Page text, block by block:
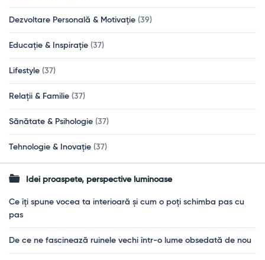
Dezvoltare Personală & Motivație (39)
Educație & Inspirație (37)
Lifestyle (37)
Relații & Familie (37)
Sănătate & Psihologie (37)
Tehnologie & Inovație (37)
Idei proaspete, perspective luminoase
Ce îți spune vocea ta interioară și cum o poți schimba pas cu
pas
De ce ne fascinează ruinele vechi într-o lume obsedată de nou